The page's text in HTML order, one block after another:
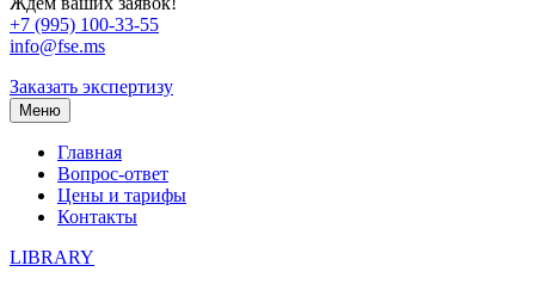
+7 (995) 100-33-55
info@fse.ms
Заказать экспертизу
Меню
Главная
Вопрос-ответ
Цены и тарифы
Контакты
LIBRARY